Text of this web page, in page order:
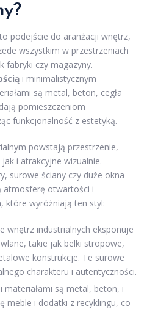
podejście do aranżacji wnętrz,
wszystkim w przestrzeniach
fabryki czy magazyny.
i minimalistycznym
są metal, beton, cegła
pomieszczeniom
funkcjonalność z estetyką.
powstają przestrzenie,
i atrakcyjne wizualnie.
surowe ściany czy duże okna
atmosferę otwartości i
które wyróżniają ten styl:
wnętrz industrialnych eksponuje
takie jak belki stropowe,
konstrukcje. Te surowe
charakteru i autentyczności.
materiałami są metal, beton, i
meble i dodatki z recyklingu, co